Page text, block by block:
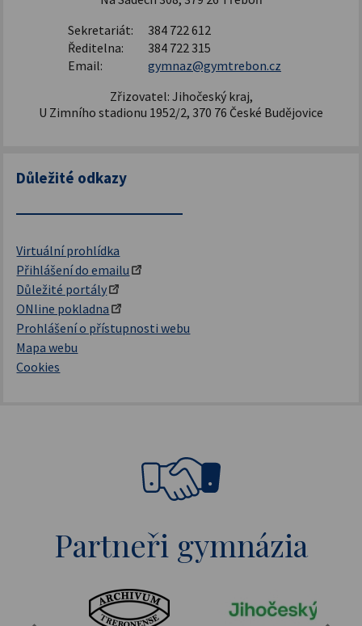
Sekretariát:
384 722 612
Ředitelna:
384 722 315
Email:
gymnaz@gymtrebon.cz
Zřizovatel: Jihočeský kraj,
U Zimního stadionu 1952/2, 370 76 České Budějovice
Důležité odkazy
Virtuální prohlídka
Přihlášení do emailu
Důležité portály
ONline pokladna
Prohlášení o přístupnosti webu
Mapa webu
Cookies
Partneři gymnázia